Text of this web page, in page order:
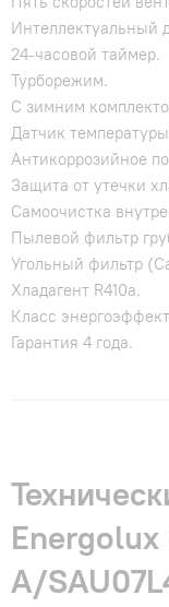
Интеллектуальный
24-часовой таймер.
Турборежим.
С зимним
Датчик
Антикоррозийное
Защита от утечки
Самоочистка
Пылевой фильтр
Угольный фильтр
Хладагент R410a.
Класс
Гарантия 4 года.
Energolux
A/